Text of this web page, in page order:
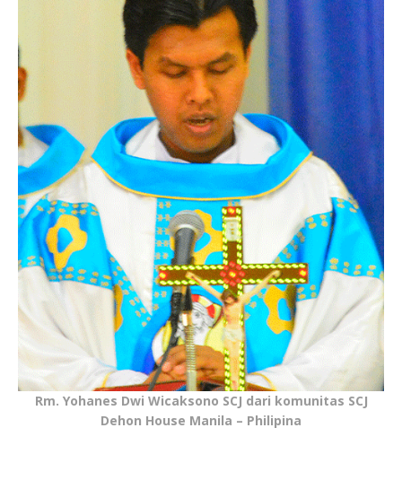
Rm. Yohanes Dwi Wicaksono SCJ dari komunitas SCJ
Dehon House Manila – Philipina